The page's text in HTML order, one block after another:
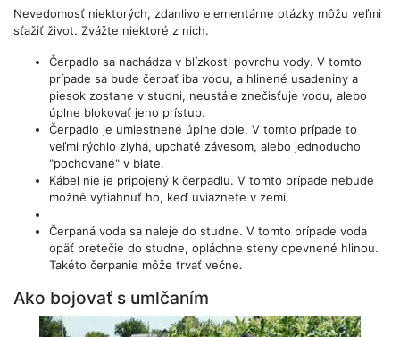
Nevedomosť niektorých, zdanlivo elementárne otázky môžu veľmi
sťažiť život. Zvážte niektoré z nich.
Čerpadlo sa nachádza v blízkosti povrchu vody. V tomto
prípade sa bude čerpať iba vodu, a hlinené usadeniny a
piesok zostane v studni, neustále znečisťuje vodu, alebo
úplne blokovať jeho prístup.
Čerpadlo je umiestnené úplne dole. V tomto prípade to
veľmi rýchlo zlyhá, upchaté závesom, alebo jednoducho
"pochované" v blate.
Kábel nie je pripojený k čerpadlu. V tomto prípade nebude
možné vytiahnuť ho, keď uviaznete v zemi.
Čerpaná voda sa naleje do studne. V tomto prípade voda
opäť pretečie do studne, opláchne steny opevnené hlinou.
Takéto čerpanie môže trvať večne.
Ako bojovať s umlčaním